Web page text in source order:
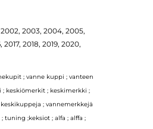
2002, 2003, 2004, 2005,
2017, 2018, 2019, 2020,
; vanne kuppi ; vanteen
keskiömerkit ; keskimerkki ;
; vannemerkkejä
tuning ;keksiot ; alfa ; alffa ;